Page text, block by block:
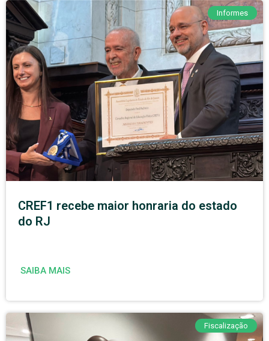
Informes
CREF1 recebe maior honraria do estado
do RJ
SAIBA MAIS
Fiscalização